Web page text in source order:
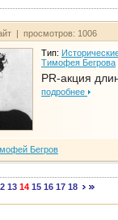
| просмотров: 1006
Тип:
Тимофея Бегрова
PR-акция
подробнее
Бегров
13 14 15 16 17 18